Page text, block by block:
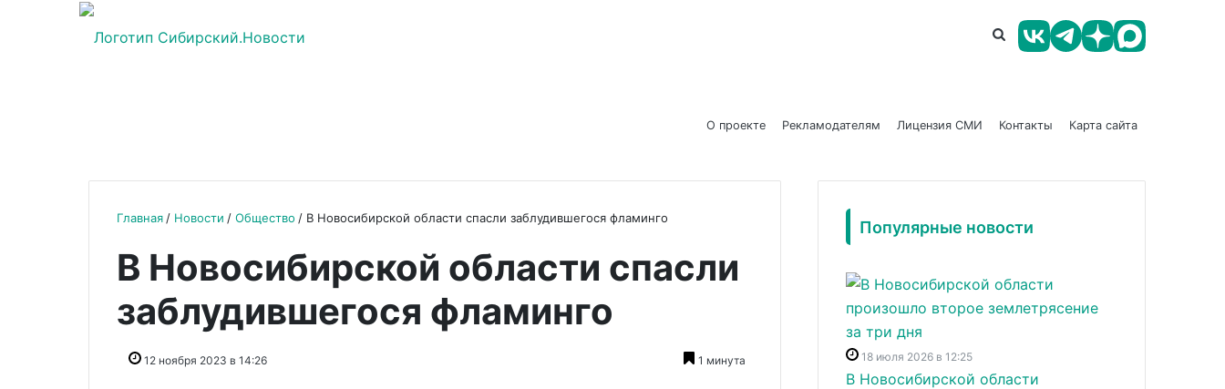
О проекте Рекламодателям Лицензия СМИ Контакты Карта сайта
Главная Новости Общество В Новосибирской области спасли заблудившегося фламинго
В Новосибирской области спасли
заблудившегося фламинго
12 ноября 2023 в 14:26 1 минута
Популярные новости
18 июля 2026 в 12:25
В Новосибирской области